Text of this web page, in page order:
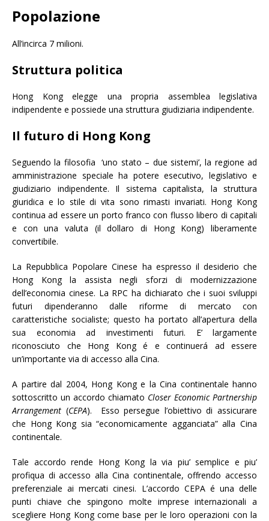
Popolazione
All’incirca 7 milioni.
Struttura politica
Hong Kong elegge una propria assemblea legislativa
indipendente e possiede una struttura giudiziaria indipendente.
Il futuro di Hong Kong
Seguendo la filosofia ‘uno stato – due sistemi’, la regione ad
amministrazione speciale ha potere esecutivo, legislativo e
giudiziario indipendente. Il sistema capitalista, la struttura
giuridica e lo stile di vita sono rimasti invariati. Hong Kong
continua ad essere un porto franco con flusso libero di capitali
e con una valuta (il dollaro di Hong Kong) liberamente
convertibile.
La Repubblica Popolare Cinese ha espresso il desiderio che
Hong Kong la assista negli sforzi di modernizzazione
dell’economia cinese. La RPC ha dichiarato che i suoi sviluppi
futuri dipenderanno dalle riforme di mercato con
caratteristiche socialiste; questo ha portato all’apertura della
sua economia ad investimenti futuri. E’ largamente
riconosciuto che Hong Kong é e continuerá ad essere
un’importante via di accesso alla Cina.
A partire dal 2004, Hong Kong e la Cina continentale hanno
sottoscritto un accordo chiamato Closer Economic Partnership
Arrangement (CEPA). Esso persegue l’obiettivo di assicurare
che Hong Kong sia “economicamente agganciata” alla Cina
continentale.
Tale accordo rende Hong Kong la via piu’ semplice e piu’
profiqua di accesso alla Cina continentale, offrendo accesso
preferenziale ai mercati cinesi. L’accordo CEPA é una delle
punti chiave che spingono molte imprese internazionali a
scegliere Hong Kong come base per le loro operazioni con la